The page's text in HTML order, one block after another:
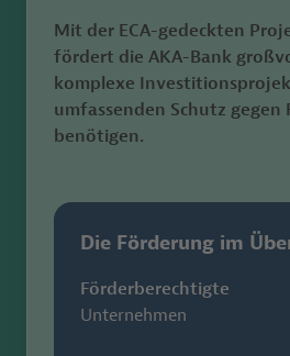
Mit der ECA-gedeckten
fördert die AKA-Bank
komplexe
umfassenden Schutz gegen
benötigen.
Die Förderung im
Förderberechtigte
Unternehmen